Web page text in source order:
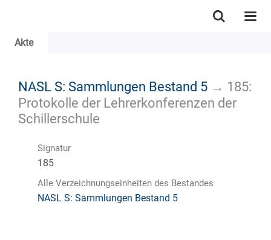
Akte
NASL S: Sammlungen Bestand 5 → 185:
Protokolle der Lehrerkonferenzen der
Schillerschule
Signatur
185
Alle Verzeichnungseinheiten des Bestandes
NASL S: Sammlungen Bestand 5